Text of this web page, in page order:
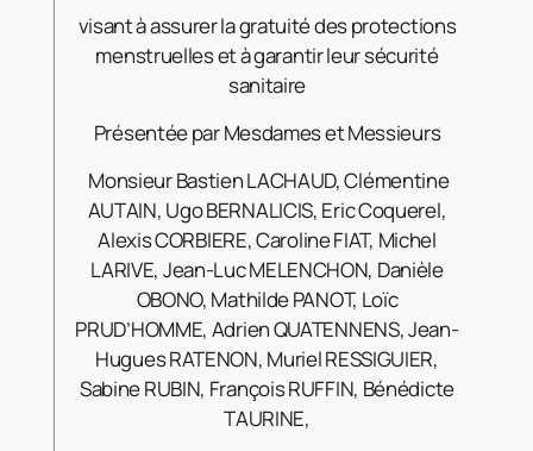
visant à assurer la gratuité des protections
menstruelles et à garantir leur sécurité
sanitaire
Présentée par Mesdames et Messieurs
Monsieur Bastien LACHAUD, Clémentine
AUTAIN, Ugo BERNALICIS, Eric Coquerel,
Alexis CORBIERE, Caroline FIAT, Michel
LARIVE, Jean-Luc MELENCHON, Danièle
OBONO, Mathilde PANOT, Loïc
PRUD’HOMME, Adrien QUATENNENS, Jean-
Hugues RATENON, Muriel RESSIGUIER,
Sabine RUBIN, François RUFFIN, Bénédicte
TAURINE,